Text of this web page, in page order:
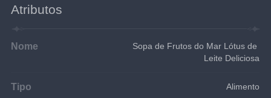
Atributos
Nome
Sopa de Frutos do Mar Lótus de
Leite Deliciosa
Tipo Alimento